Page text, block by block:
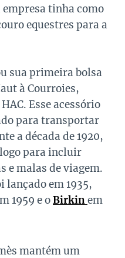
empresa tinha como
equestres para a
sua primeira bolsa
à Courroies,
Esse acessório
para transportar
a década de 1920,
para incluir
e malas de viagem.
lançado em 1935,
1959 e oBirkinem
mantém um